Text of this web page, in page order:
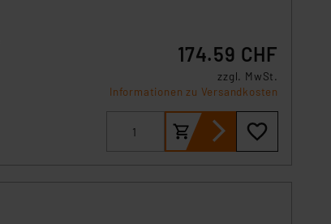
174.59 CHF
zzgl. MwSt.
Informationen zu Versandkosten